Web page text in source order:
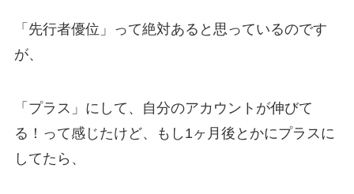
「先行者優位」って絶対あると思っているのです
が、
「プラス」にして、自分のアカウントが伸びて
る！って感じたけど、もし1ヶ月後とかにプラスに
してたら、